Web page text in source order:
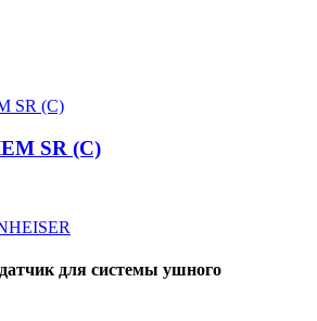
SR (C)
для системы ушного